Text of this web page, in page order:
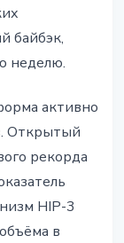
байбэк,
неделю.
активно
Открытый
рекорда
HIP-3
в